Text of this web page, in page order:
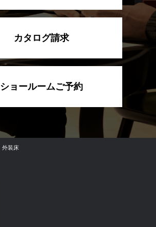
カタログ請求
ショールームご予約
外装床